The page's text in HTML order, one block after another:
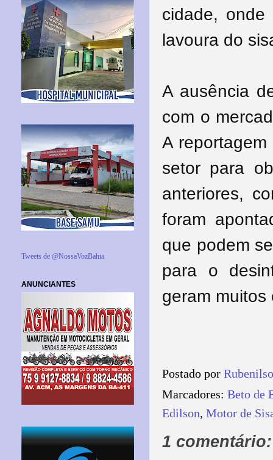
cidade, onde
lavoura do
A ausência
com o
A
setor para
anteriores,
foram
que podem
para o
geram muitos
Postado por
Marcadores: Beto de
Edilson, Motor de
1 comentário:
Tweets de @NossaVozBahia
ANUNCIANTES